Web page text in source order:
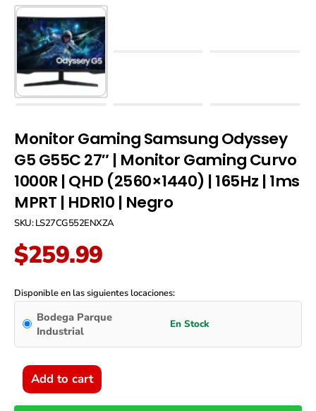
Monitor Gaming Samsung Odyssey
G5 G55C 27″ | Monitor Gaming Curvo
1000R | QHD (2560×1440) | 165Hz | 1ms
MPRT | HDR10 | Negro
SKU: LS27CG552ENXZA
$259.99
Disponible en las siguientes locaciones:
Bodega Parque
Industrial
Gaming
Samsung
Odyssey
G55C
Monitor
Gaming
Add to cart